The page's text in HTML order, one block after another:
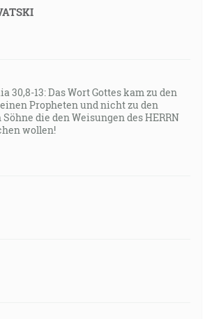
30,8-13: Das Wort Gottes kam zu den
Propheten und nicht zu den
die den Weisungen des HERRN
wollen!